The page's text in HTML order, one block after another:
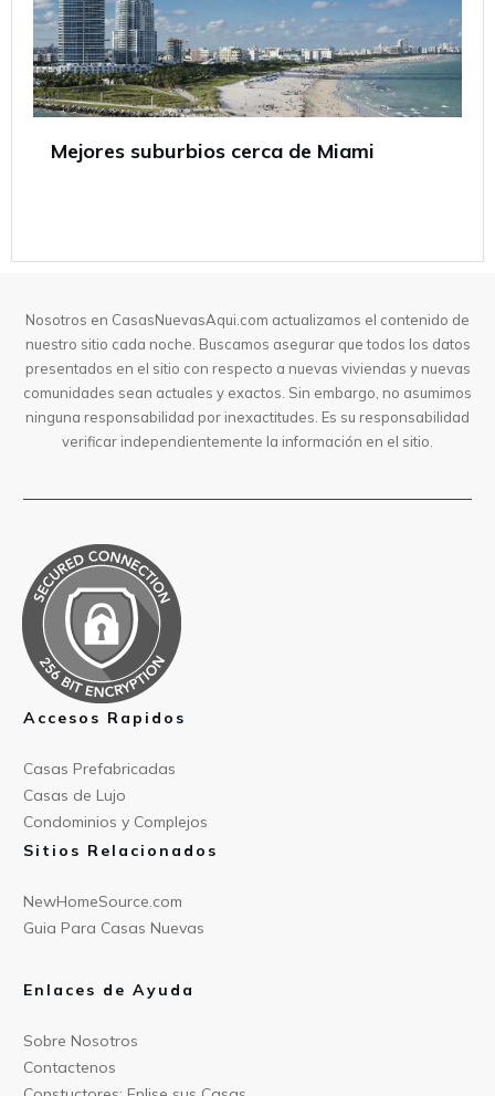
Mejores suburbios cerca de Miami
Nosotros en CasasNuevasAqui.com actualizamos el contenido de
nuestro sitio cada noche. Buscamos asegurar que todos los datos
presentados en el sitio con respecto a nuevas viviendas y nuevas
comunidades sean actuales y exactos. Sin embargo, no asumimos
ninguna responsabilidad por inexactitudes. Es su responsabilidad
verificar independientemente la información en el sitio.
Accesos Rapidos
Casas Prefabricadas
Casas de Lujo
Condominios y Complejos
Sitios Relacionados
NewHomeSource.com
Guia Para Casas Nuevas
Enlaces de Ayuda
Sobre Nosotros
Contactenos